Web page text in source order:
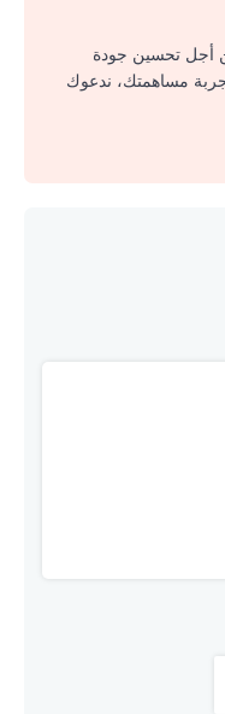
أجل تحسين جودة
تجربة مساهمتك، ندعوك